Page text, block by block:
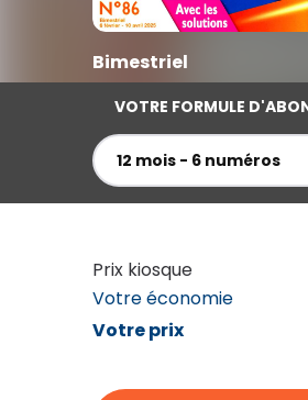
Bimestriel
VOTRE FORMULE
12 mois - 6 numéros
Prix kiosque
Votre économie
Votre prix
MOTS MEL' 100%